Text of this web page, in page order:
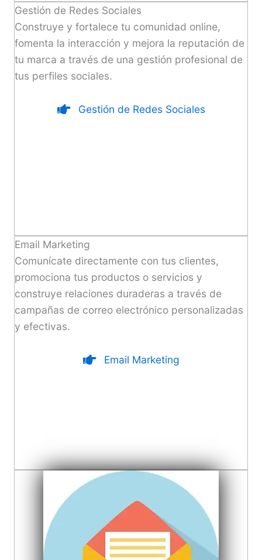
Gestión de Redes Sociales
Construye y fortalece tu comunidad online,
fomenta la interacción y mejora la reputación de
tu marca a través de una gestión profesional de
tus perfiles sociales.
Gestión de Redes Sociales
Email Marketing
Comunícate directamente con tus clientes,
promociona tus productos o servicios y
construye relaciones duraderas a través de
campañas de correo electrónico personalizadas
y efectivas.
Email Marketing